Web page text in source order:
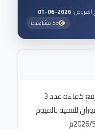
العروض:2026-06-01
55 مشاهدة
مناقصات عامة . تنفيذ عملية تطوير ورفع كفاءة عدد 3